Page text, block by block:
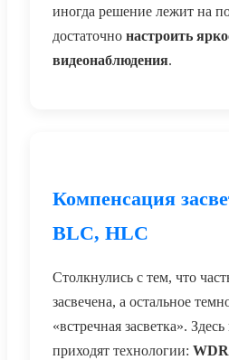
иногда решение лежит на
достаточно настроить
видеонаблюдения.
Компенсация
BLC, HLC
Столкнулись с тем, что
засвечена, а остальное
«встречная засветка».
приходят технологии: WDR